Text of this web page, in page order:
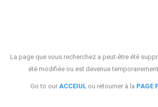
La page que vous recherchez a peut-être été
été modifiée ou est devenue
Go to our ACCEIUL ou retourner à la PAGE